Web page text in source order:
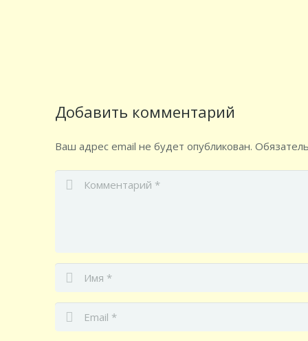
Добавить комментарий
Ваш адрес email не будет опубликован.